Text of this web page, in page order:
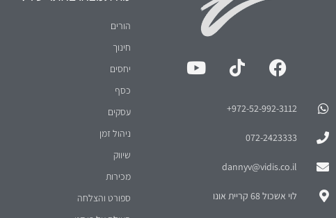
972-52-992-3112⁩+
072-2423333
dannyv@vidis.co.il
לוי אשכול 68 קריית אונו
הורים
חינוך
יחסים
כסף
עסקים
ניהול זמן
שיווק
מכירות
ספורט והצלחה